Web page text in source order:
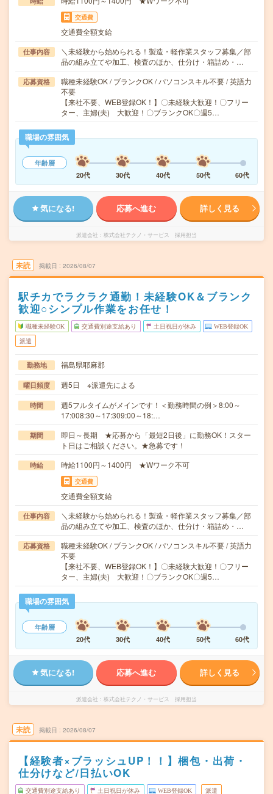
交通費
交通費全額支給
仕事内容
＼未経験から始められる！製造・軽作業スタッフ募集／部
品の組み立てや加工、検査のほか、仕分け・箱詰め・…
応募資格
職種未経験OK / ブランクOK / パソコンスキル不要 / 英語力
不要
【来社不要、WEB登録OK！】〇未経験大歓迎！〇フリー
ター、主婦(夫) 大歓迎！〇ブランクOK〇週5…
職場の雰囲気
年齢層
20代
30代 40代 50代 60代
気になる! 応募へ進む 詳しく見る
派遣会社 株式会社テクノ・サービス 採用担当
未読 掲載日 2026/08/07
駅チカでラクラク通勤！未経験OK＆ブランク
歓迎○シンプル作業をお任せ！
職種未経験OK 交通費別途支給あり 土日祝日が休み WEB登録OK
派遣
勤務地 福島県耶麻郡
曜日頻度 週5日 ※派遣先による
時間
週5フルタイムがメインです！＜勤務時間の例＞8:00～
17:008:30～17:309:00～18:…
期間
即日～長期 ★応募から「最短2日後」に勤務OK！スター
ト日はご相談ください。★急募です！
時給 時給1100円～1400円 ★Wワーク不可
交通費
交通費全額支給
仕事内容
＼未経験から始められる！製造・軽作業スタッフ募集／部
品の組み立てや加工、検査のほか、仕分け・箱詰め・…
応募資格
職種未経験OK / ブランクOK / パソコンスキル不要 / 英語力
不要
【来社不要、WEB登録OK！】〇未経験大歓迎！〇フリー
ター、主婦(夫) 大歓迎！〇ブランクOK〇週5…
職場の雰囲気
年齢層
20代
30代 40代 50代 60代
気になる! 応募へ進む 詳しく見る
派遣会社 株式会社テクノ・サービス 採用担当
未読 掲載日 2026/08/07
【経験者×ブラッシュUP！！】梱包・出荷・
仕分けなど/日払いOK
交通費別途支給あり 土日祝日が休み WEB登録OK 派遣